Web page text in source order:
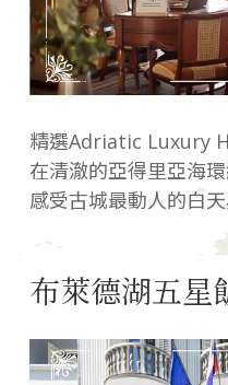
精選Adriatic Luxury
在清澈的亞得里亞海環
感受古城最動人的白天
布萊德湖五星